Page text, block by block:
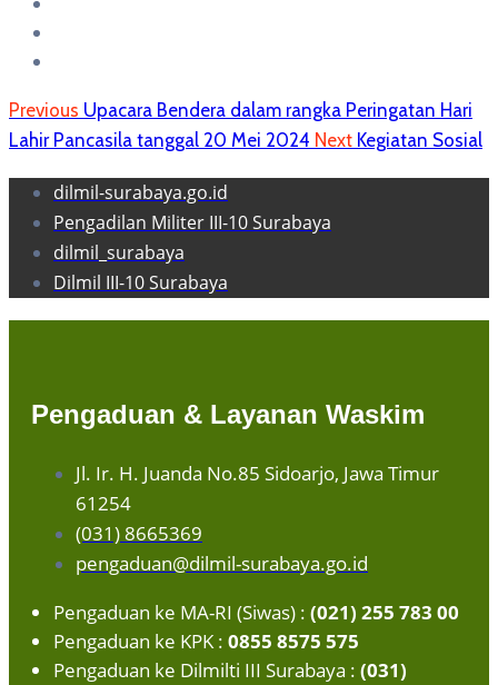
Previous Upacara Bendera dalam rangka Peringatan Hari
Lahir Pancasila tanggal 20 Mei 2024 Next Kegiatan Sosial
dilmil-surabaya.go.id
Pengadilan Militer III-10 Surabaya
dilmil_surabaya
Dilmil III-10 Surabaya
Pengaduan & Layanan Waskim
Jl. Ir. H. Juanda No.85 Sidoarjo, Jawa Timur
61254
(031) 8665369
pengaduan@dilmil-surabaya.go.id
Pengaduan ke MA-RI (Siwas) : (021) 255 783 00
Pengaduan ke KPK : 0855 8575 575
Pengaduan ke Dilmilti III Surabaya : (031)